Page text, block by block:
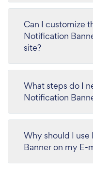
Can I customize
Notification
site?
What steps do I
Notification
Why should I
Banner on my E-